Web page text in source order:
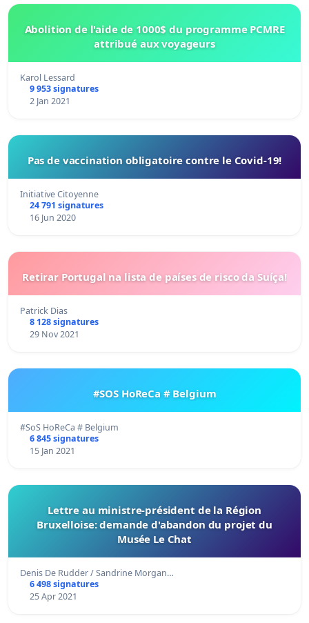
Abolition de l'aide de 1000$ du programme PCMRE
attribué aux voyageurs
Karol Lessard
9 953 signatures
2 Jan 2021
Pas de vaccination obligatoire contre le Covid-19!
Initiative Citoyenne
24 791 signatures
16 Jun 2020
Retirar Portugal na lista de países de risco da Suíça!
Patrick Dias
8 128 signatures
29 Nov 2021
#SOS HoReCa # Belgium
#SoS HoReCa # Belgium
6 845 signatures
15 Jan 2021
Lettre au ministre-président de la Région
Bruxelloise: demande d'abandon du projet du
Musée Le Chat
Denis De Rudder / Sandrine Morgan…
6 498 signatures
25 Apr 2021